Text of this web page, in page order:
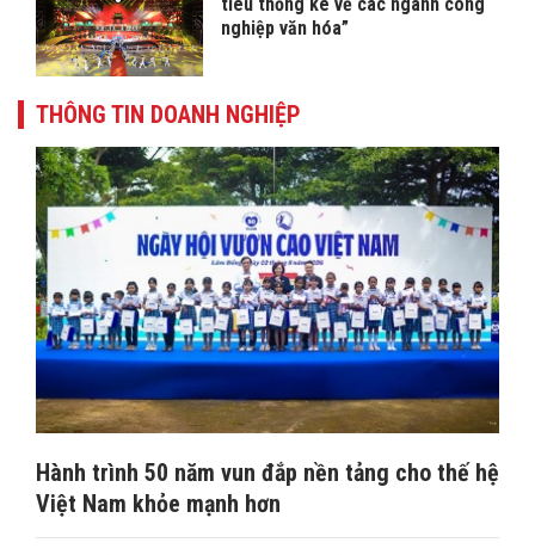
nghiệp văn hóa”
THÔNG TIN DOANH NGHIỆP
Hành trình 50 năm vun đắp nền tảng cho thế hệ
Việt Nam khỏe mạnh hơn